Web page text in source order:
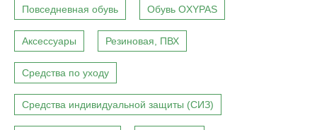
Повседневная обувь Обувь OXYPAS
Аксессуары Резиновая, ПВХ
Средства по уходу
Средства индивидуальной защиты (СИЗ)